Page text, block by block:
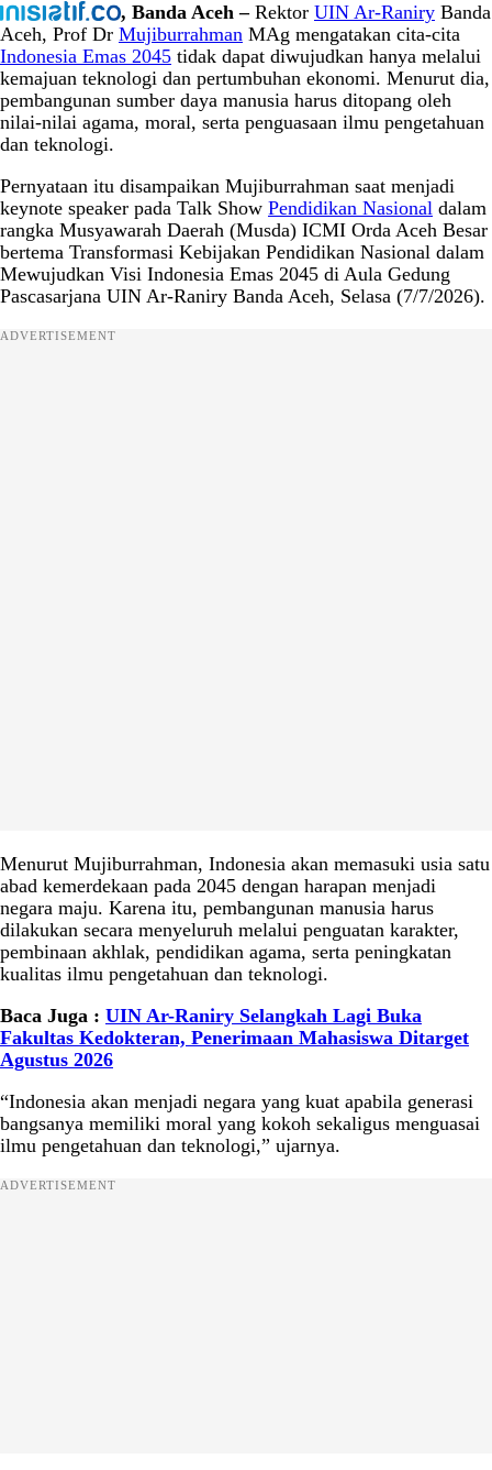
, Banda Aceh –Rektor UIN Ar-RaniryBanda
Aceh, Prof Dr Mujiburrahman MAg mengatakan cita-cita
Indonesia Emas 2045 tidak dapat diwujudkan hanya melalui
kemajuan teknologi dan pertumbuhan ekonomi. Menurut dia,
pembangunan sumber daya manusia harus ditopang oleh
nilai-nilai agama, moral, serta penguasaan ilmu pengetahuan
dan teknologi.
Pernyataan itu disampaikan Mujiburrahman saat menjadi
keynote speaker pada Talk Show Pendidikan Nasional dalam
rangka Musyawarah Daerah (Musda) ICMI Orda Aceh Besar
bertema Transformasi Kebijakan Pendidikan Nasional dalam
Mewujudkan Visi Indonesia Emas 2045 di Aula Gedung
Pascasarjana UIN Ar-Raniry Banda Aceh, Selasa (7/7/2026).
ADVERTISEMENT
Menurut Mujiburrahman, Indonesia akan memasuki usia satu
abad kemerdekaan pada 2045 dengan harapan menjadi
negara maju. Karena itu, pembangunan manusia harus
dilakukan secara menyeluruh melalui penguatan karakter,
pembinaan akhlak, pendidikan agama, serta peningkatan
kualitas ilmu pengetahuan dan teknologi.
Baca Juga : UIN Ar-Raniry Selangkah Lagi Buka
Fakultas Kedokteran, Penerimaan Mahasiswa Ditarget
Agustus 2026
“Indonesia akan menjadi negara yang kuat apabila generasi
bangsanya memiliki moral yang kokoh sekaligus menguasai
ilmu pengetahuan dan teknologi,” ujarnya.
ADVERTISEMENT